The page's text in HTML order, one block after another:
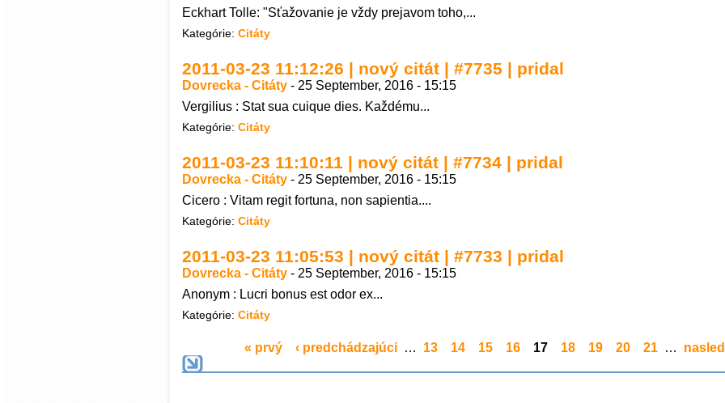
Eckhart Tolle: "Sťažovanie je vždy prejavom toho,...
Kategórie: Citáty
2011-03-23 11:12:26 | nový citát | #7735 | pridal
Dovrecka - Citáty - 25 September, 2016 - 15:15
Vergilius : Stat sua cuique dies. Každému...
Kategórie: Citáty
2011-03-23 11:10:11 | nový citát | #7734 | pridal
Dovrecka - Citáty - 25 September, 2016 - 15:15
Cicero : Vitam regit fortuna, non sapientia....
Kategórie: Citáty
2011-03-23 11:05:53 | nový citát | #7733 | pridal
Dovrecka - Citáty - 25 September, 2016 - 15:15
Anonym : Lucri bonus est odor ex...
Kategórie: Citáty
« prvý ‹ predchádzajúci … 13 14 15 16 17 18 19 20 21 …